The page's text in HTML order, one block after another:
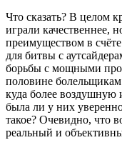
Что сказать? В целом
играли качественнее,
преимуществом в
для битвы с
борьбы с мощными
половине
куда более
была ли у них
такое? Очевидно, что
реальный и